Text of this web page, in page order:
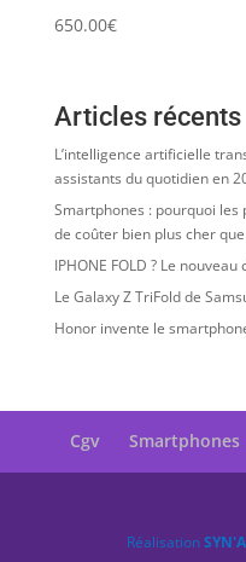
650.00€
Articles récents
L’intelligence artificielle
assistants du quotidien en
Smartphones : pourquoi
de coûter bien plus cher
IPHONE FOLD ? Le nouveau
Le Galaxy Z TriFold de
Honor invente le
Cgv Smartphones
Réalisation